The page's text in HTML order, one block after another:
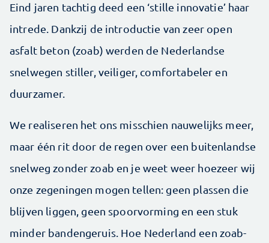
Eind jaren tachtig deed een ‘stille innovatie’ haar
intrede. Dankzij de introductie van zeer open
asfalt beton (zoab) werden de Nederlandse
snelwegen stiller, veiliger, comfortabeler en
duurzamer.
We realiseren het ons misschien nauwelijks meer,
maar één rit door de regen over een buitenlandse
snelweg zonder zoab en je weet weer hoezeer wij
onze zegeningen mogen tellen: geen plassen die
blijven liggen, geen spoorvorming en een stuk
minder bandengeruis. Hoe Nederland een zoab-